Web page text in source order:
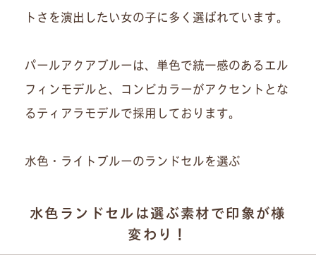
トさを演出したい女の子に多く選ばれています。
パールアクアブルーは、単色で統一感のあるエル
フィンモデルと、コンビカラーがアクセントとな
るティアラモデルで採用しております。
水色・ライトブルーのランドセルを選ぶ
水色ランドセルは選ぶ素材で印象が様
変わり！